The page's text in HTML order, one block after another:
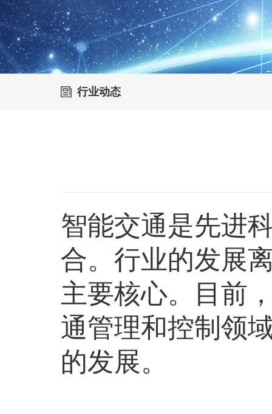
行业动态
智能交通是先进
合。行业的发展
主要核心。目前
通管理和控制领
的发展。